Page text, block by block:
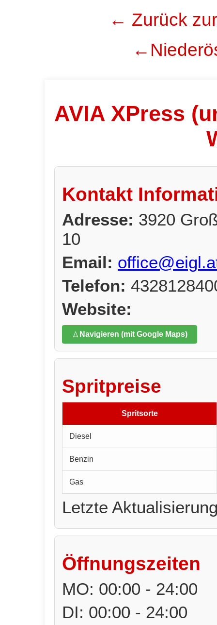
← Zurück
AVIA XPress
Kontakt
Adresse: 3920
10
Email:
Telefon:
Website:
Navigieren (mit Google Maps)
Spritpreise
Spritsorte
Diesel
Benzin
Gas
Letzte
Öffnungszeiten
MO: 00:00 - 24:00
DI: 00:00 - 24:00